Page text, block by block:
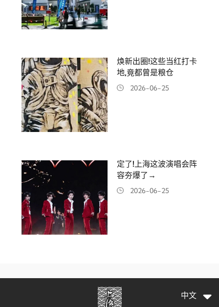
焕新出圈!这些当红打卡
地,竟都曾是粮仓
2026-06-25
定了!上海这波演唱会阵
容夯爆了→
2026-06-25
中文